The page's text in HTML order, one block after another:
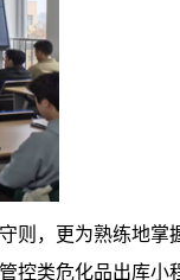
则，更为熟练地掌
控类危化品出库小